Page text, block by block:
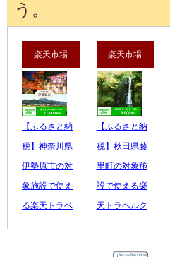
う。
楽天市場
【ふるさと納
税】神奈川県
伊勢原市の対
象施設で使え
る楽天トラベ
楽天市場
【ふるさと納
税】秋田県藤
里町の対象施
設で使える楽
天トラベルク